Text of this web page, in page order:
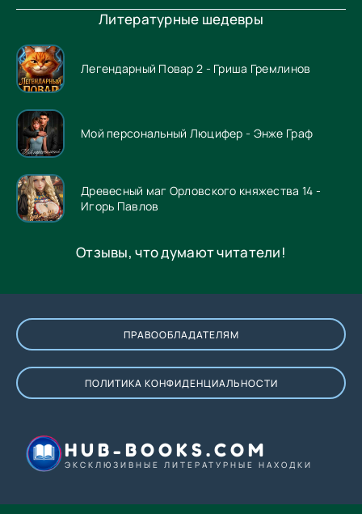
Литературные шедевры
Легендарный Повар 2 - Гриша Гремлинов
Мой персональный Люцифер - Энже Граф
Древесный маг Орловского княжества 14 -
Игорь Павлов
Отзывы, что думают читатели!
ПРАВООБЛАДАТЕЛЯМ
ПОЛИТИКА КОНФИДЕНЦИАЛЬНОСТИ
HUB-BOOKS.COM
ЭКСКЛЮЗИВНЫЕ ЛИТЕРАТУРНЫЕ НАХОДКИ